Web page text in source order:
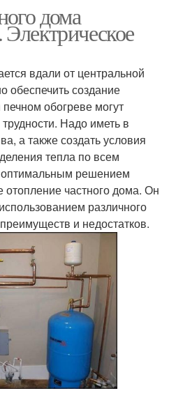
дома
Электрическое
вдали от центральной
обеспечить создание
обогреве могут
Надо иметь в
а также создать условия
тепла по всем
оптимальным решением
отопление частного дома. Он
различного
и недостатков.